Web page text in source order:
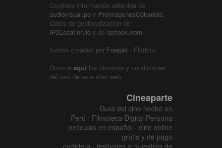
Contiene información obtenida de
audiovisual.pe y ProimágenesColombia.
Datos de geolocalización de
IP2Location.io y de ipstack.com
Iconos creados por Freepik - Flaticon
Conoce aquí los términos y condiciones
del uso de este sitio web.
Cineaparte
Guía del cine hecho en
Perú · Filmoteca Digital Peruana
películas en español · cine online
gratis y de pago